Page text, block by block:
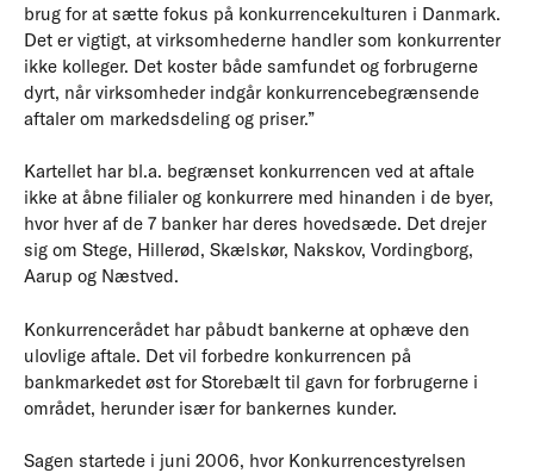
brug for at sætte fokus på konkurrencekulturen i Danmark.
Det er vigtigt, at virksomhederne handler som konkurrenter
ikke kolleger. Det koster både samfundet og forbrugerne
dyrt, når virksomheder indgår konkurrencebegrænsende
aftaler om markedsdeling og priser.”
Kartellet har bl.a. begrænset konkurrencen ved at aftale
ikke at åbne filialer og konkurrere med hinanden i de byer,
hvor hver af de 7 banker har deres hovedsæde. Det drejer
sig om Stege, Hillerød, Skælskør, Nakskov, Vordingborg,
Aarup og Næstved.
Konkurrencerådet har påbudt bankerne at ophæve den
ulovlige aftale. Det vil forbedre konkurrencen på
bankmarkedet øst for Storebælt til gavn for forbrugerne i
området, herunder især for bankernes kunder.
Sagen startede i juni 2006, hvor Konkurrencestyrelsen